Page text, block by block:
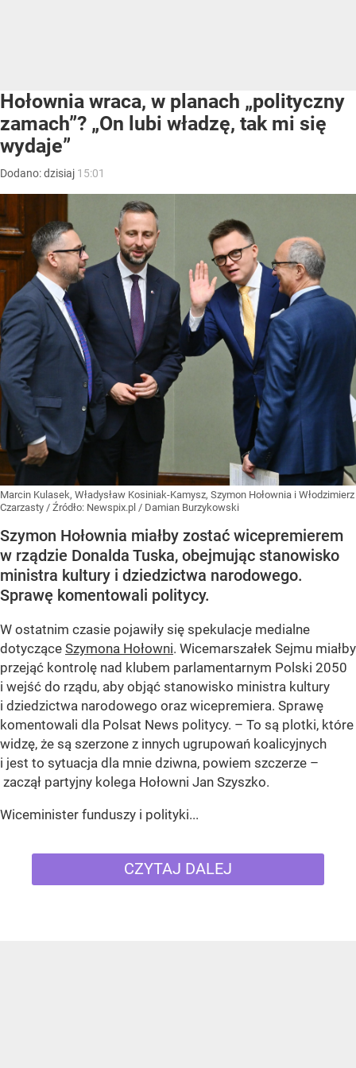
Hołownia wraca, w planach „polityczny
zamach”? „On lubi władzę, tak mi się
wydaje”
Dodano:dzisiaj 15:01
Marcin Kulasek, Władysław Kosiniak-Kamysz, Szymon Hołownia i Włodzimierz
Czarzasty / Źródło: Newspix.pl / Damian Burzykowski
Szymon Hołownia miałby zostać wicepremierem
w rządzie Donalda Tuska, obejmując stanowisko
ministra kultury i dziedzictwa narodowego.
Sprawę komentowali politycy.
W ostatnim czasie pojawiły się spekulacje medialne
dotyczące Szymona Hołowni. Wicemarszałek Sejmu miałby
przejąć kontrolę nad klubem parlamentarnym Polski 2050
i wejść do rządu, aby objąć stanowisko ministra kultury
i dziedzictwa narodowego oraz wicepremiera. Sprawę
komentowali dla Polsat News politycy. – To są plotki, które
widzę, że są szerzone z innych ugrupowań koalicyjnych
i jest to sytuacja dla mnie dziwna, powiem szczerze –
zaczął partyjny kolega Hołowni Jan Szyszko.
Wiceminister funduszy i polityki...
CZYTAJ DALEJ